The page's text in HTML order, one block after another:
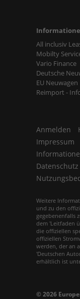
All inclusiv
Mobilty
Vario Finance
Deutsche
EU Neuwagen
Reimport -
Anmelden
Impressum
Datenschutz
Weitere
und zu den
gegebenenfalls
dem 'Leitfaden
die offiziellen
offiziellen
werden, der an
'Deutschen
erhältlich ist
© 2026